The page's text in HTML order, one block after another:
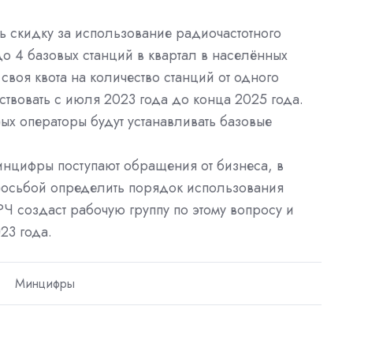
скидку за использование радиочастотного
4 базовых станций в квартал в населённых
квота на количество станций от одного
с июля 2023 года до конца 2025 года.
операторы будут устанавливать базовые
поступают обращения от бизнеса, в
определить порядок использования
создаст рабочую группу по этому вопросу и
года.
Минцифры